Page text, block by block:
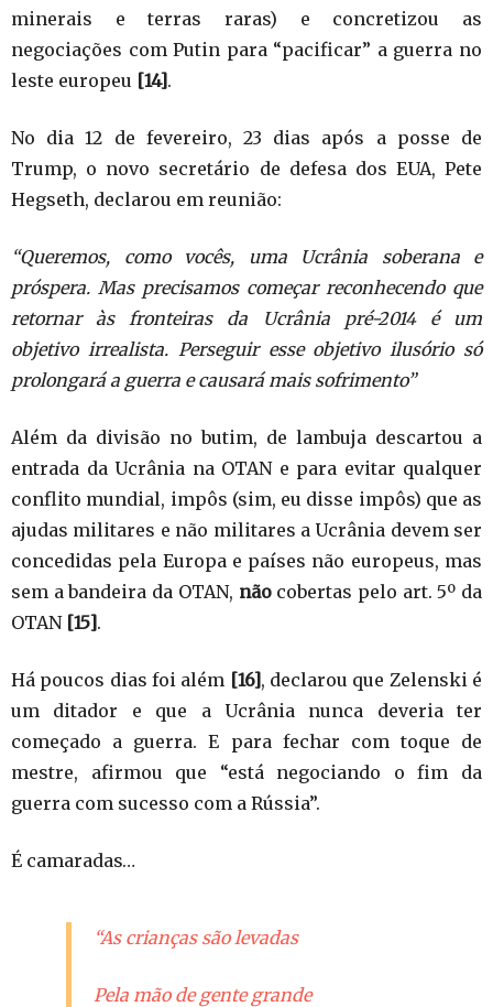
minerais e terras raras) e concretizou as
negociações com Putin para “pacificar” a guerra no
leste europeu [14].
No dia 12 de fevereiro, 23 dias após a posse de
Trump, o novo secretário de defesa dos EUA, Pete
Hegseth, declarou em reunião:
“Queremos, como vocês, uma Ucrânia soberana e
próspera. Mas precisamos começar reconhecendo que
retornar às fronteiras da Ucrânia pré-2014 é um
objetivo irrealista. Perseguir esse objetivo ilusório só
prolongará a guerra e causará mais sofrimento”
Além da divisão no butim, de lambuja descartou a
entrada da Ucrânia na OTAN e para evitar qualquer
conflito mundial, impôs (sim, eu disse impôs) que as
ajudas militares e não militares a Ucrânia devem ser
concedidas pela Europa e países não europeus, mas
sem a bandeira da OTAN, nãocobertas pelo art. 5º da
OTAN [15].
Há poucos dias foi além [16], declarou que Zelenski é
um ditador e que a Ucrânia nunca deveria ter
começado a guerra. E para fechar com toque de
mestre, afirmou que “está negociando o fim da
guerra com sucesso com a Rússia”.
É camaradas…
“As crianças são levadas
Pela mão de gente grande